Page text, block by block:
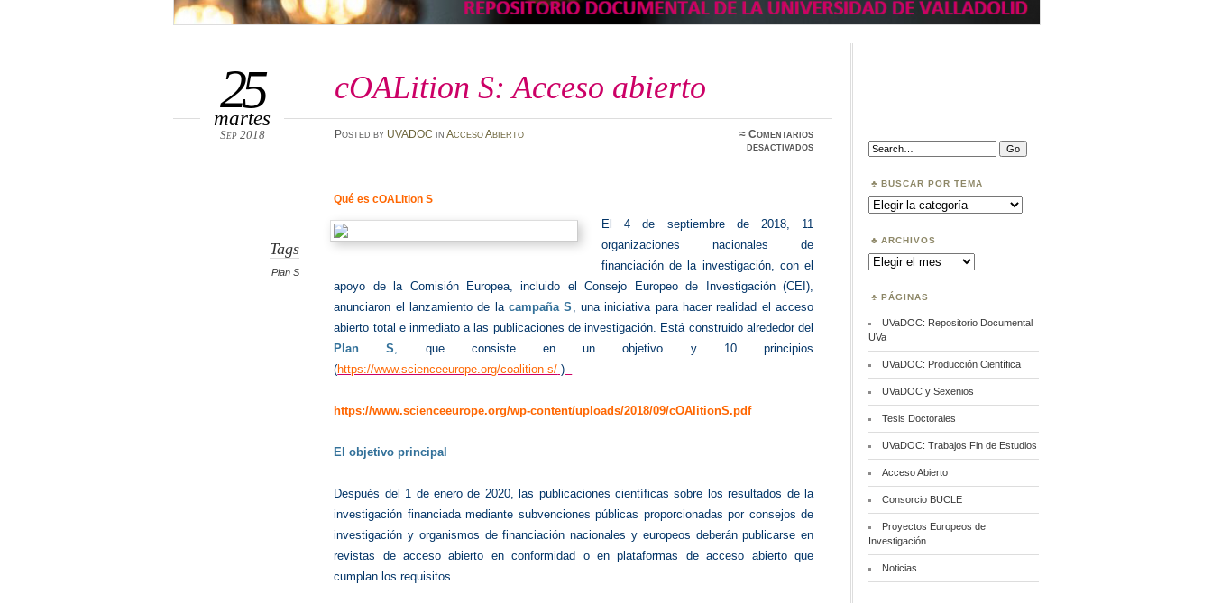
cOALition S: Acceso abierto
25
martes
Sep 2018 Posted by UVADOC in Acceso Abierto ≈Comentarios
desactivadosen
Tags
Plan S
Qué es cOALition S
El 4 de septiembre de 2018, 11
organizaciones nacionales de
financiación de la investigación, con el
apoyo de la Comisión Europea, incluido el Consejo Europeo de Investigación (CEI),
anunciaron el lanzamiento de lacampaña S , una iniciativa para hacer realidad el acceso
abierto total e inmediato a las publicaciones de investigación. Está construido alrededor del
Plan S, que consiste en un objetivo y 10 principios
(https://www.scienceeurope.org/coalition-s/ )
https://www.scienceeurope.org/wp-content/uploads/2018/09/cOAlitionS.pdf
El objetivo principal
Después del 1 de enero de 2020, las publicaciones científicas sobre los resultados de la
investigación financiada mediante subvenciones públicas proporcionadas por consejos de
investigación y organismos de financiación nacionales y europeos deberán publicarse en
revistas de acceso abierto en conformidad o en plataformas de acceso abierto que
cumplan los requisitos.
Search:
BUSCAR POR TEMA
Buscar
por
ARCHIVOS
Archivos
PÁGINAS
UVaDOC: Repositorio Documental
UVa
UVaDOC: Producción Científica
UVaDOC y Sexenios
Tesis Doctorales
UVaDOC: Trabajos Fin de Estudios
Acceso Abierto
Consorcio BUCLE
Proyectos Europeos de
Investigación
Noticias